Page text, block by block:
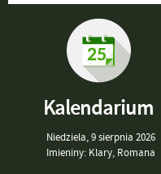
Kalendarium
Niedziela,9sierpnia 2026
Imieniny: Klary, Romana